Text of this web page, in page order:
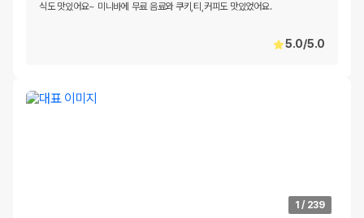
식도 맛있어요~ 미니바에 무료 음료와 쿠키,티,커피도 맛있었어요.
5.0/5.0
1 / 239